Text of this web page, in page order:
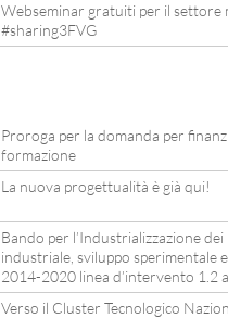
Webseminar gratuiti per il settore
#sharing3FVG
Proroga per la domanda per
formazione
La nuova progettualità è già qui!
Bando per l’Industrializzazione
industriale, sviluppo sperimentale
2014-2020 linea d’intervento 1.2 a
Verso il Cluster Tecnologico